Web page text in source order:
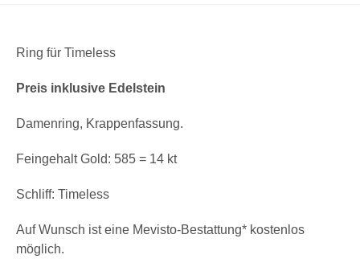
Ring für Timeless
Preis inklusive Edelstein
Damenring, Krappenfassung.
Feingehalt Gold: 585 = 14 kt
Schliff: Timeless
Auf Wunsch ist eine Mevisto-Bestattung* kostenlos
möglich.